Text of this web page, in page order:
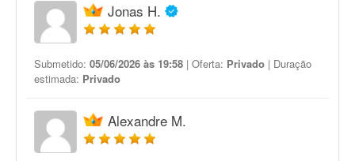
Jonas H.
Submetido: 05/06/2026 às 19:58 | Oferta: Privado | Duração
estimada: Privado
Alexandre M.